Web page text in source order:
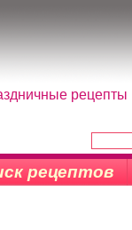
рецепты
рецептов